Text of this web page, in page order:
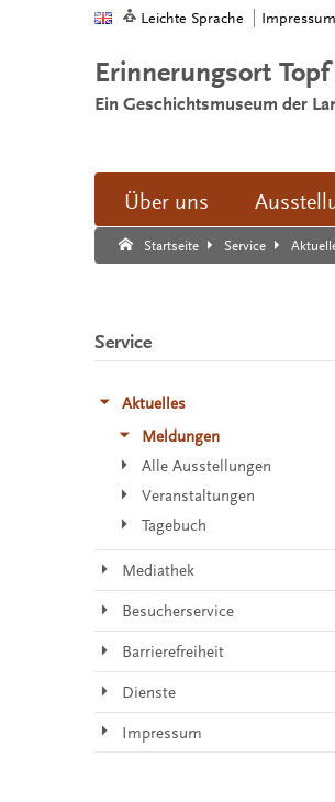
Leichte Sprache Impressum
Erinnerungsort
Ein Geschichtsmuseum der
Über uns
Startseite Service
Suche:
Suche Ende.
Service
Aktuelles
Meldungen
Alle Ausstellungen
Veranstaltungen
Tagebuch
Mediathek
Besucherservice
Barrierefreiheit
Dienste
Impressum